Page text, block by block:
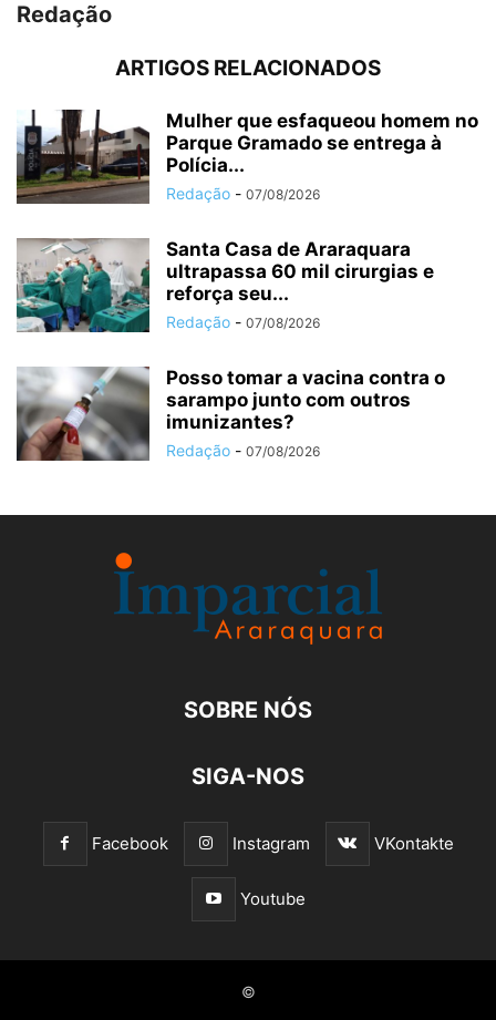
Redação
ARTIGOS RELACIONADOS
Mulher que esfaqueou homem no
Parque Gramado se entrega à
Polícia...
Redação - 07/08/2026
Santa Casa de Araraquara
ultrapassa 60 mil cirurgias e
reforça seu...
Redação - 07/08/2026
Posso tomar a vacina contra o
sarampo junto com outros
imunizantes?
Redação - 07/08/2026
SOBRE NÓS
SIGA-NOS
Facebook Instagram VKontakte
Youtube
©